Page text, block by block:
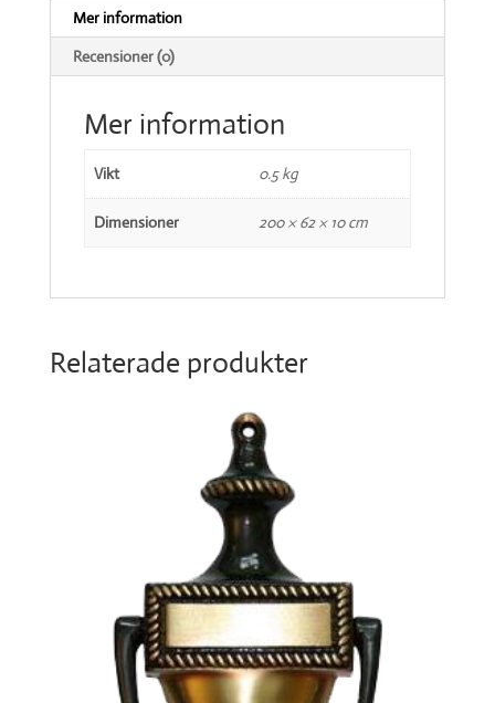
Mer information
Recensioner (0)
Mer information
Vikt 0.5 kg
Dimensioner 200 × 62 × 10 cm
Relaterade produkter